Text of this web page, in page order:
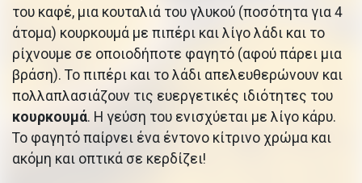
του καφέ, μια κουταλιά του γλυκού (ποσότητα για 4
άτομα) κουρκουμά με πιπέρι και λίγο λάδι και το
ρίχνουμε σε οποιοδήποτε φαγητό (αφού πάρει μια
βράση). Το πιπέρι και το λάδι απελευθερώνουν και
πολλαπλασιάζουν τις ευεργετικές ιδιότητες του
κουρκουμά. Η γεύση του ενισχύεται με λίγο κάρυ.
Το φαγητό παίρνει ένα έντονο κίτρινο χρώμα και
ακόμη και οπτικά σε κερδίζει!